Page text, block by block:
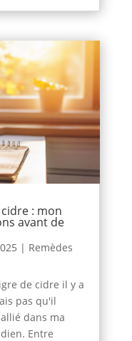
: mon
avant de
| Remèdes
de cidre il y a
pas qu'il
dans ma
Entre